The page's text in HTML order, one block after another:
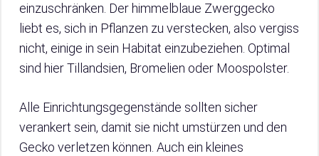
einzuschränken. Der himmelblaue Zwerggecko
liebt es, sich in Pflanzen zu verstecken, also vergiss
nicht, einige in sein Habitat einzubeziehen. Optimal
sind hier Tillandsien, Bromelien oder Moospolster.
Alle Einrichtungsgegenstände sollten sicher
verankert sein, damit sie nicht umstürzen und den
Gecko verletzen können. Auch ein kleines